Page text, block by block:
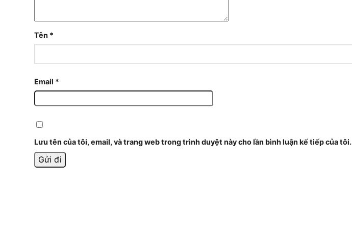
Tên *
Email *
Lưu tên của tôi, email, và trang web trong trình duyệt này cho lần bình luận kế tiếp của tôi.